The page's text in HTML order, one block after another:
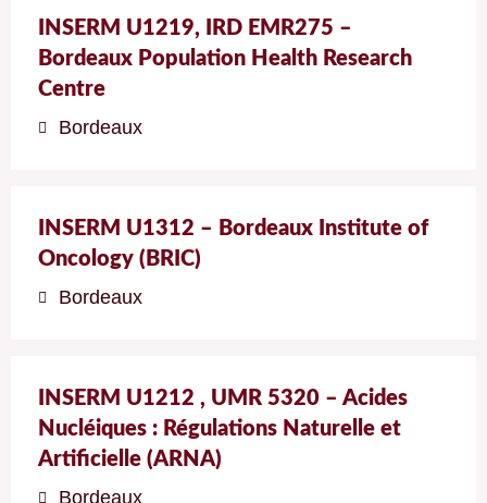
INSERM U1219, IRD EMR275 –
Bordeaux Population Health Research
Centre
Bordeaux
INSERM U1312 – Bordeaux Institute of
Oncology (BRIC)
Bordeaux
INSERM U1212 , UMR 5320 – Acides
Nucléiques : Régulations Naturelle et
Artificielle (ARNA)
Bordeaux